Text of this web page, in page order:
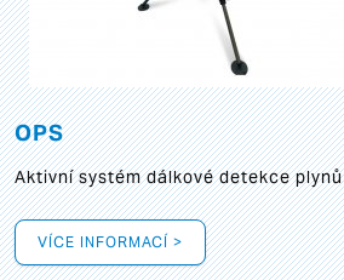
OPS
Aktivní systém dálkové detekce plynů
VÍCE INFORMACÍ >